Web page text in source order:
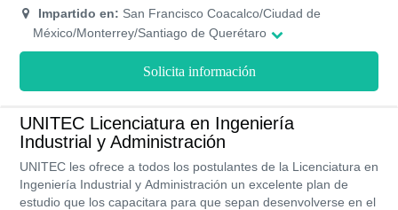
procesos de manufactura. Esta Licenciatura ejecutiva se
imparte de forma mixta, con un plan de estudio dividido en 9
Impartido en: San Francisco Coacalco/Ciudad de
México/Monterrey/Santiago de Querétaro
Solicita información
UNITEC Licenciatura en Ingeniería
Industrial y Administración
UNITEC les ofrece a todos los postulantes de la Licenciatura en
Ingeniería Industrial y Administración un excelente plan de
estudio que los capacitara para que sepan desenvolverse en el